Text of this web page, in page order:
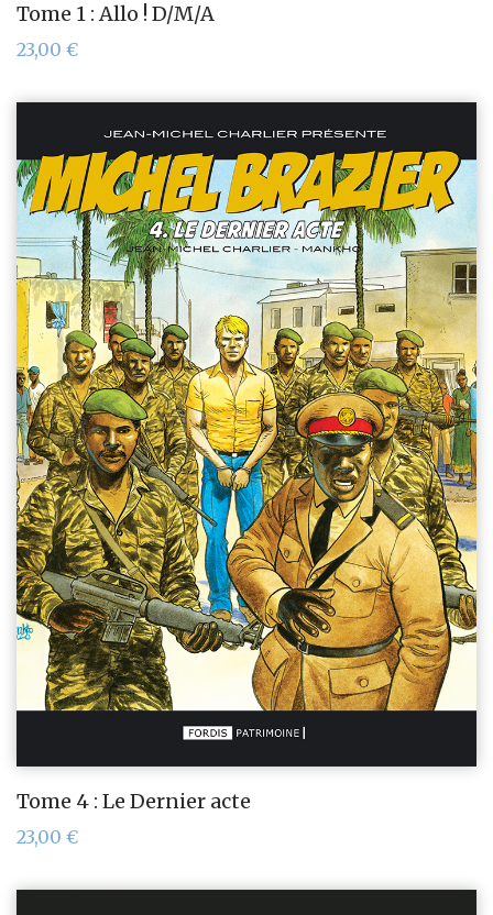
Tome 1 : Allo ! D/M/A
23,00 €
Tome 4 : Le Dernier acte
23,00 €